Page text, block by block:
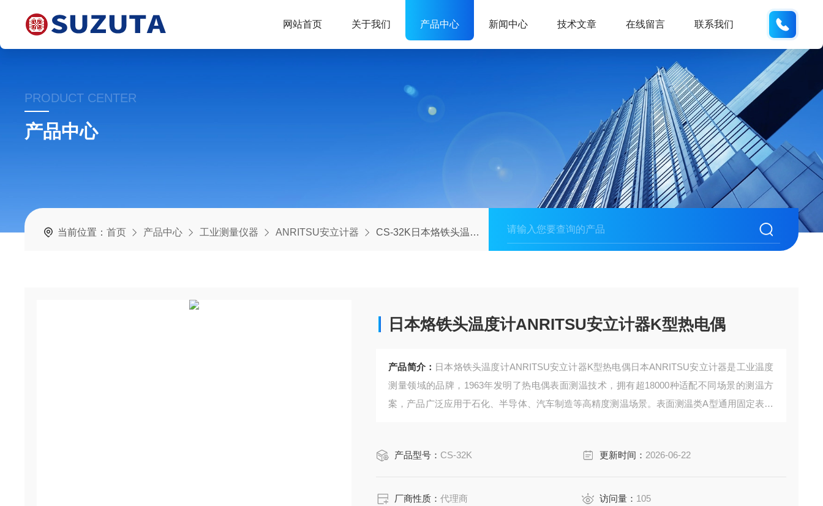
网站首页 关于我们 产品中心 新闻中心 技术文章 在线留言 联系我们
PRODUCT CENTER
产品中心
当前位置：首页 产品中心 工业测量仪器 ANRITSU安立计器 CS-32K日本烙铁头温度计ANRITSU安立计器K型热电偶
日本烙铁头温度计ANRITSU安立计器K型热电偶
产品简介： 日本烙铁头温度计ANRITSU安立计器K型热电偶日本ANRITSU安立计器是工业温度
测量领域的品牌，1963年发明了热电偶表面测温技术，拥有超18000种适配不同场景的测温方
案，产品广泛应用于石化、半导体、汽车制造等高精度测温场景。表面测温类‌A型通用固定表面
产品型号： CS-32K 更新时间： 2026-06-22
厂商性质：代理商 访问量： 105